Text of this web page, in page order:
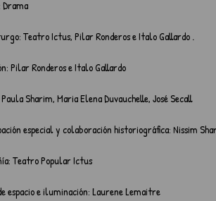
Drama
Teatro Ictus, Pilar Ronderos e Italo Gallardo .
Pilar Ronderos e Italo Gallardo
Sharim, Maria Elena Duvauchelle, José Secall
especial y colaboración historiográfica: Nissim
Teatro Popular Ictus
espacio e iluminación: Laurene Lemaitre